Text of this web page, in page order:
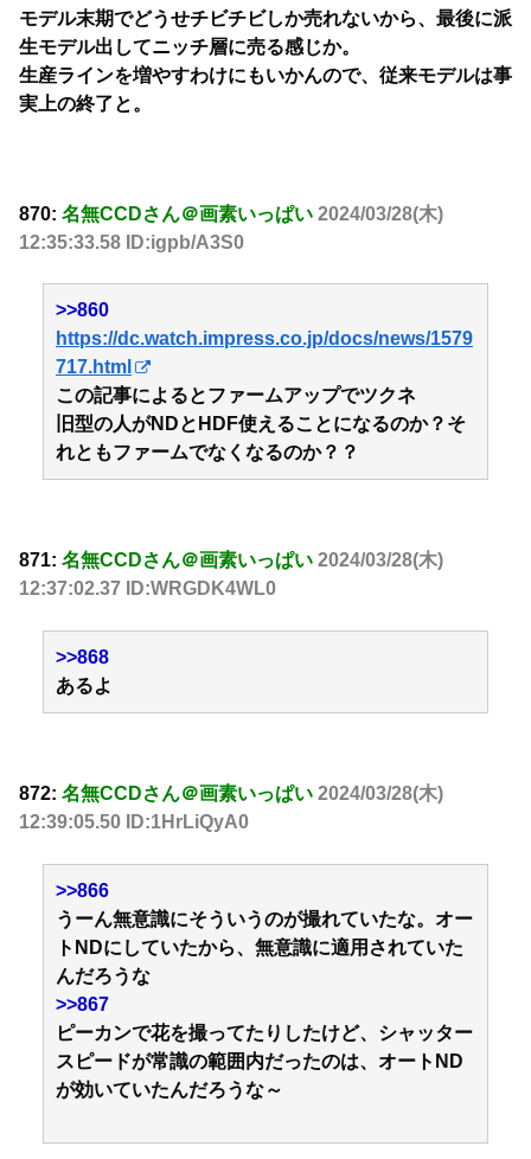
モデル末期でどうせチビチビしか売れないから、最後に派
生モデル出してニッチ層に売る感じか。
生産ラインを増やすわけにもいかんので、従来モデルは事
実上の終了と。
870: 名無CCDさん＠画素いっぱい 2024/03/28(木)
12:35:33.58 ID:igpb/A3S0
>>860
https://dc.watch.impress.co.jp/docs/news/1579
717.html
この記事によるとファームアップでツクネ
旧型の人がNDとHDF使えることになるのか？そ
れともファームでなくなるのか？？
871: 名無CCDさん＠画素いっぱい 2024/03/28(木)
12:37:02.37 ID:WRGDK4WL0
>>868
あるよ
872: 名無CCDさん＠画素いっぱい 2024/03/28(木)
12:39:05.50 ID:1HrLiQyA0
>>866
うーん無意識にそういうのが撮れていたな。オー
トNDにしていたから、無意識に適用されていた
んだろうな
>>867
ピーカンで花を撮ってたりしたけど、シャッター
スピードが常識の範囲内だったのは、オートND
が効いていたんだろうな～